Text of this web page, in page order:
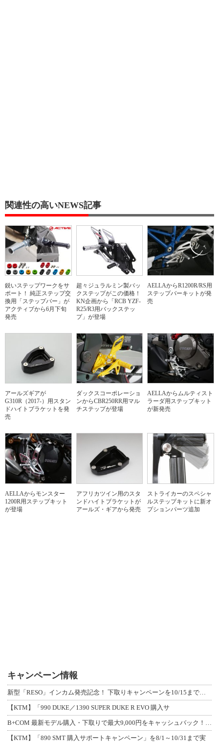
関連性の高いNEWS記事
鋭いステップワークをサ
ポート！ 純正ステップ交
換用「ステップバー」が
アクティブから6月下旬
発売
超々ジュラルミン製バッ
クステップがこの価格！
KN企画から「RCB YZF-
R25/R3用バックステッ
プ」が登場
AELLAからR1200R/RS用
ステップバーキットが発
売
アールズギアが
G310R（2017-）用スタン
ドハイトブラケットを発
売
ダックスコーポレーショ
ンからCBR250RR用マル
チステップが登場
AELLAからムルティスト
ラーダ用ステップキット
が新発売
AELLAからモンスター
1200R用ステップキット
が登場
アフリカツイン用のスタ
ンドハイトブラケットが
アールズ・ギアから発売
ストライカーのスペシャ
ルステップキットに新オ
プションパーツ追加
キャンペーン情報
【KTM】「990 DUKE／1390 SUPER DUKE R EVO 購入サ
【KTM】「890 SMT 購入サポートキャンペーン」を8/1～10/31まで実